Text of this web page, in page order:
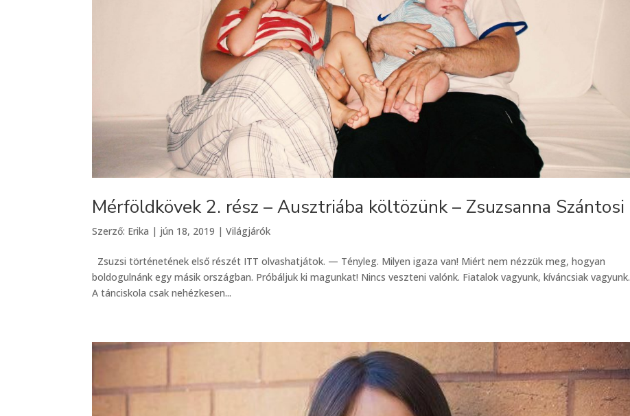
Mérföldkövek 2. rész – Ausztriába költözünk – Zsuzsanna Szántosi
Szerző: Erika | jún 18, 2019 |Világjárók
Zsuzsi történetének első részét ITT olvashatjátok. — Tényleg. Milyen igaza van! Miért nem nézzük meg, hogyan
boldogulnánk egy másik országban. Próbáljuk ki magunkat! Nincs veszteni valónk. Fiatalok vagyunk, kíváncsiak vagyunk.
A tánciskola csak nehézkesen...